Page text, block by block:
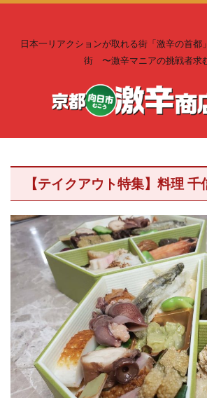
日本一リアクションが取れる街「激辛の首都
街 〜激辛マニアの挑戦者求
【テイクアウト特集】料理 千